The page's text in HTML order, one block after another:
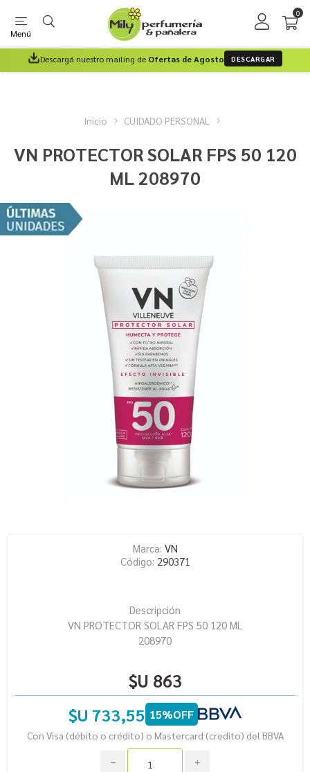
Menú
0
Descargá nuestro mailing de Ofertas de Agosto DESCARGAR
Inicio CUIDADO PERSONAL
VN PROTECTOR SOLAR FPS 50 120
ML 208970
Marca: VN
Código: 290371
Descripción
VN PROTECTOR SOLAR FPS 50 120 ML
208970
$U 863
$U 733,55 15%OFF
Con Visa (débito o crédito) o Mastercard (credito) del BBVA
i
h